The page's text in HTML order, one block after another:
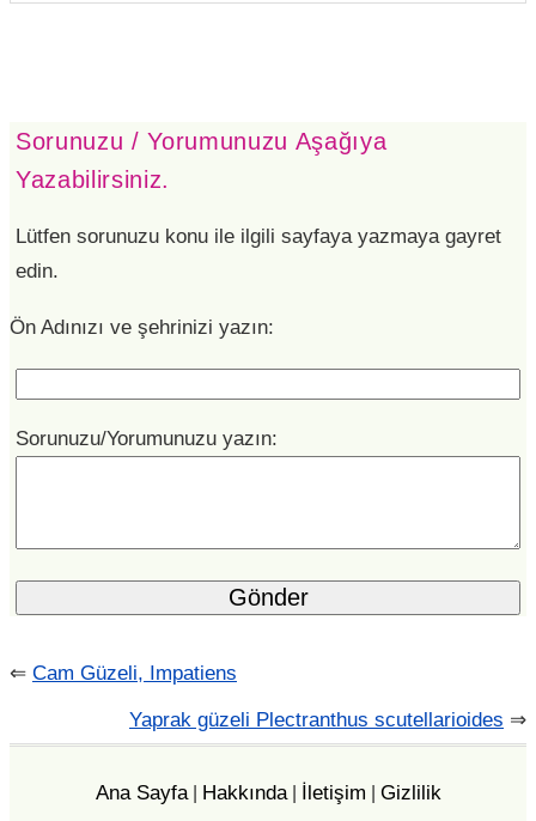
Sorunuzu / Yorumunuzu Aşağıya
Yazabilirsiniz.
Lütfen sorunuzu konu ile ilgili sayfaya yazmaya gayret
edin.
Ön Adınızı ve şehrinizi yazın:
Sorunuzu/Yorumunuzu yazın:
⇐ Cam Güzeli, Impatiens
Yaprak güzeli Plectranthus scutellarioides ⇒
Ana Sayfa| Hakkında| İletişim Gizlilik